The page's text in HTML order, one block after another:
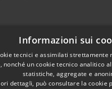
Informazioni sui
tecnici e assimilati
nonché un cookie tecnico analitico
statistiche, aggregate e
dettagli, può consultare la cookie